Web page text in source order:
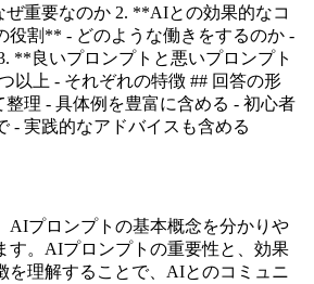
ぜ重要なのか 2. **AIとの効果的なコ
役割** - どのような働きをするのか -
**良いプロンプトと悪いプロンプト
以上 - それぞれの特徴 ## 回答の形
理 - 具体例を豊富に含める - 初心者
- 実践的なアドバイスも含める
AIプロンプトの基本概念を分かりや
す。AIプロンプトの重要性と、効果
を理解することで、AIとのコミュニ